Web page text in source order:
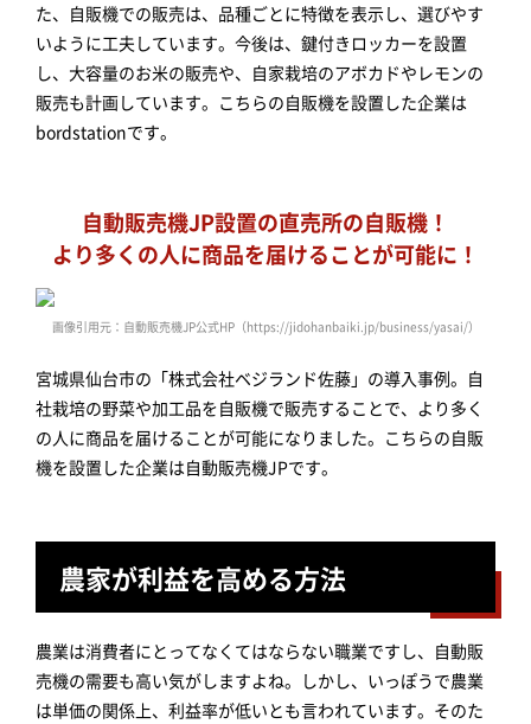
た、自販機での販売は、品種ごとに特徴を表示し、選びやす
いように工夫しています。今後は、鍵付きロッカーを設置
し、大容量のお米の販売や、自家栽培のアボカドやレモンの
販売も計画しています。こちらの自販機を設置した企業は
bordstationです。
自動販売機JP設置の直売所の自販機！
より多くの人に商品を届けることが可能に！
画像引用元：自動販売機JP公式HP（https://jidohanbaiki.jp/business/yasai/）
宮城県仙台市の「株式会社ベジランド佐藤」の導入事例。自
社栽培の野菜や加工品を自販機で販売することで、より多く
の人に商品を届けることが可能になりました。こちらの自販
機を設置した企業は自動販売機JPです。
農家が利益を高める方法
農業は消費者にとってなくてはならない職業ですし、自動販
売機の需要も高い気がしますよね。しかし、いっぽうで農業
は単価の関係上、利益率が低いとも言われています。そのた